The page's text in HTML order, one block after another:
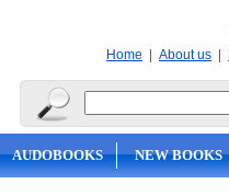
Home | About us |
AUDOBOOKS NEW BOOKS